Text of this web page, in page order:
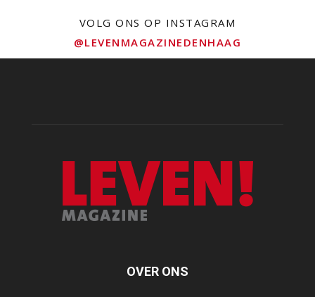
VOLG ONS OP INSTAGRAM
@LEVENMAGAZINEDENHAAG
OVER ONS